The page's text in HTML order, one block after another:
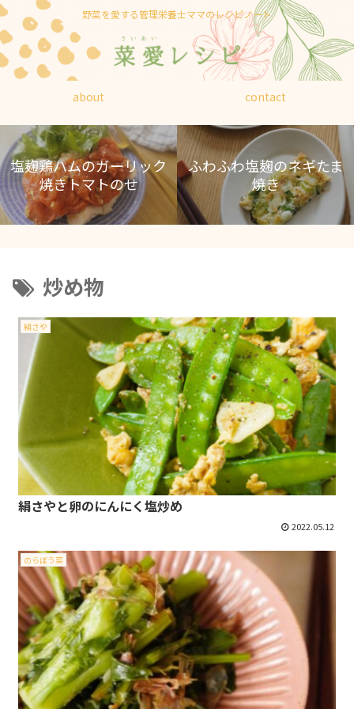
野菜を愛する管理栄養士ママのレシピノート
about contact
塩麹鶏ハムのガーリック
焼きトマトのせ
ふわふわ塩麹のネギたま
焼き
炒め物
絹さや
絹さやと卵のにんにく塩炒め
2022.05.12
のらぼう菜